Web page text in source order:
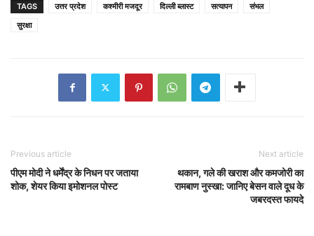
TAGS उत्तर प्रदेश कश्मीरी मजदूर दिल्ली ब्लास्ट सत्यापन
संभल
सुरक्षा
Previous article
पीएम मोदी ने धर्मेंद्र के निधन पर जताया
शोक, शेयर किया इमोशनल पोस्ट
Next article
थकान, गले की खराश और कमजोरी का
रामबाण नुस्खा: जानिए बेसन वाले दूध के
जबरदस्त फायदे